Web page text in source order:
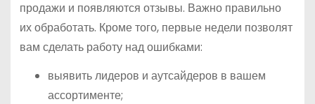
продажи и появляются отзывы. Важно правильно
их обработать. Кроме того, первые недели позволят
вам сделать работу над ошибками:
выявить лидеров и аутсайдеров в вашем
ассортименте;